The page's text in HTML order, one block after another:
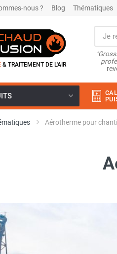
nous ? Blog Thématiques
& TRAITEMENT DE L'AIR
d'air gainable
d’air fixe
Aérotherme pour